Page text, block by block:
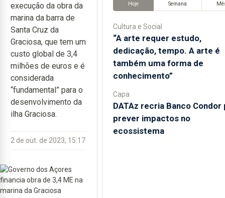
execução da obra da
marina da barra de
Santa Cruz da
Graciosa, que tem um
custo global de 3,4
milhões de euros e é
considerada
“fundamental” para o
desenvolvimento da
ilha Graciosa.
2 de out. de 2023, 15:17
Hoje Semana
Cultura e Social
“A arte requer estudo,
dedicação, tempo. A arte é
também uma forma de
conhecimento”
Capa
DATAz recria Banco Condor
prever impactos no
ecossistema